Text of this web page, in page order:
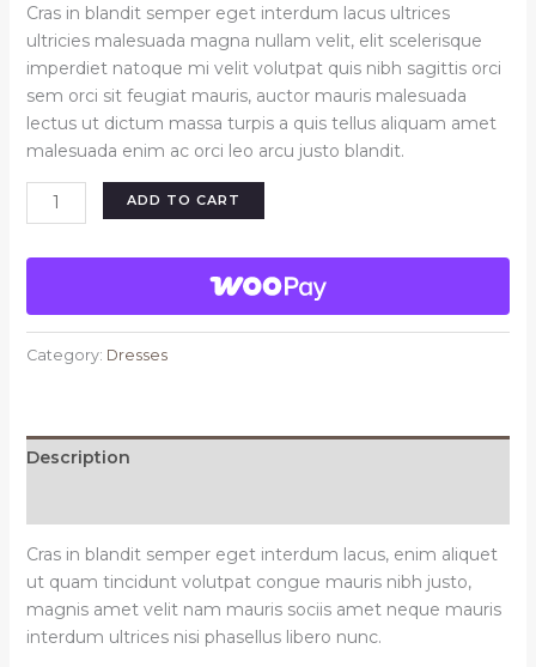
Cras in blandit semper eget interdum lacus ultrices
ultricies malesuada magna nullam velit, elit scelerisque
imperdiet natoque mi velit volutpat quis nibh sagittis orci
sem orci sit feugiat mauris, auctor mauris malesuada
lectus ut dictum massa turpis a quis tellus aliquam amet
malesuada enim ac orci leo arcu justo blandit.
Eline
short
ADD TO CART
Category: Dresses
Description
Cras in blandit semper eget interdum lacus, enim aliquet
ut quam tincidunt volutpat congue mauris nibh justo,
magnis amet velit nam mauris sociis amet neque mauris
interdum ultrices nisi phasellus libero nunc.